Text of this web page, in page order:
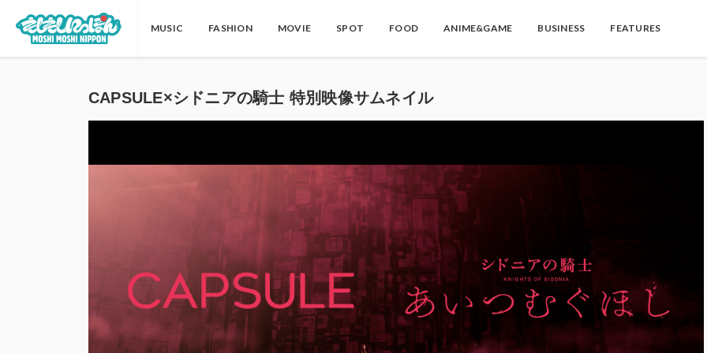
MUSIC FASHION MOVIE SPOT FOOD ANIME&GAME BUSINESS FEATURES
CAPSULE×シドニアの騎士 特別映像サムネイル